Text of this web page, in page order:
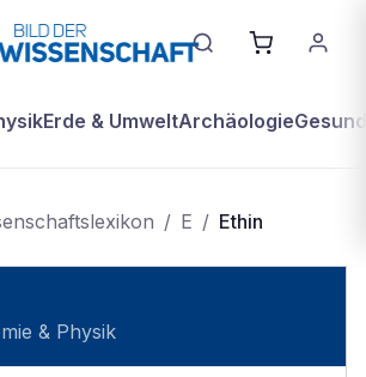
Erde & UmweltArchäologie
/ E / Ethin
& Physik